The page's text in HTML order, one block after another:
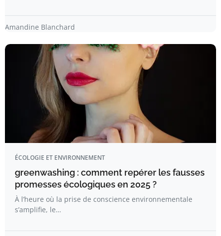
Amandine Blanchard
ÉCOLOGIE ET ENVIRONNEMENT
greenwashing : comment repérer les fausses
promesses écologiques en 2025 ?
À l’heure où la prise de conscience environnementale
s’amplifie, le…